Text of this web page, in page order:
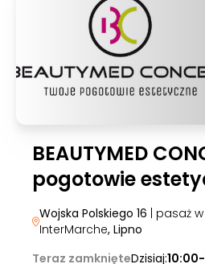
BEAUTYMED
pogotowie
Wojska Polskiego 16 | pasaż
InterMarche, Lipno
Teraz zamknięteDzisiaj: